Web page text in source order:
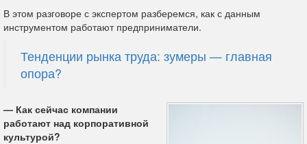
В этом разговоре с экспертом разберемся, как с данным
инструментом работают предприниматели.
Тенденции рынка труда: зумеры — главная
опора?
— Как сейчас компании
работают над корпоративной
культурой?